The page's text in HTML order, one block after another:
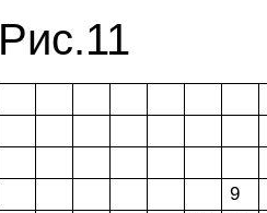
Рис.11
9